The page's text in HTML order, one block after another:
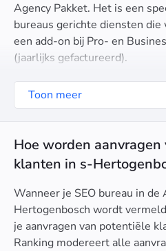
Agency Pakket. Het is een
bureaus gerichte diensten die
een add-on bij Pro- en
(jaarlijks gefactureerd).
Toon meer
Hoe worden
klanten in s-
Wanneer je SEO bureau in de
Hertogenbosch wordt
je aanvragen van potentiële
Ranking modereert alle